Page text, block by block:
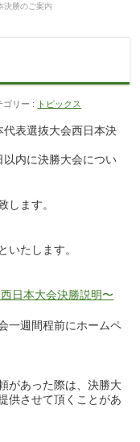
決勝のご案内
ゴリー : トピックス
表選抜大会西日本決
内に決勝大会につい
します。
たします。
日本大会決勝説明〜
一週間程前にホームペ
があった際は、決勝大
供させて頂くことがあ